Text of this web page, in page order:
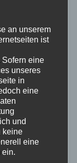
Ihren
der
an unserem
ist
eine
unseres
in
eine
und
keine
eine
ein.